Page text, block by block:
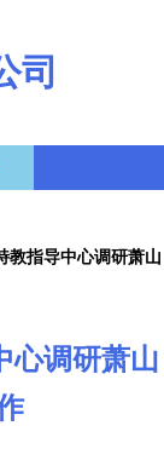
司
教指导中心调研萧山
心调研萧山